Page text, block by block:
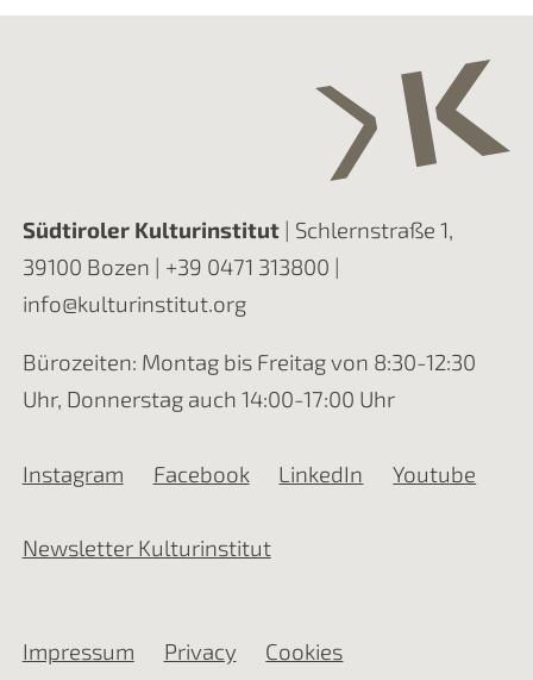
Südtiroler Kulturinstitut| Schlernstraße 1,
39100 Bozen | +39 0471 313800 |
info@kulturinstitut.org
Bürozeiten: Montag bis Freitag von 8:30-12:30
Uhr, Donnerstag auch 14:00-17:00 Uhr
Instagram Facebook LinkedIn Youtube
Newsletter Kulturinstitut
Impressum Privacy Cookies